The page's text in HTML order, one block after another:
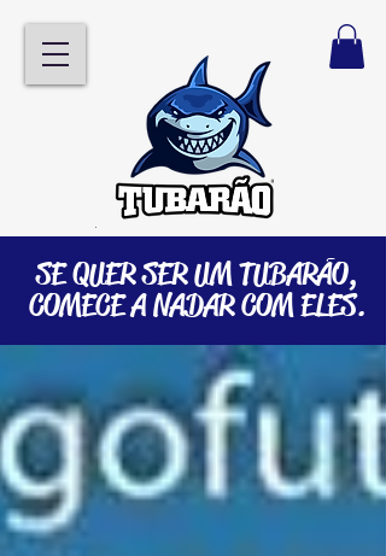
SE QUER SER UM TUBARÃO,
COMECE A NADAR COM ELES.